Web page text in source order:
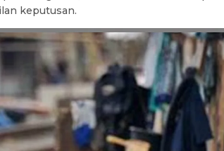
keputusan.